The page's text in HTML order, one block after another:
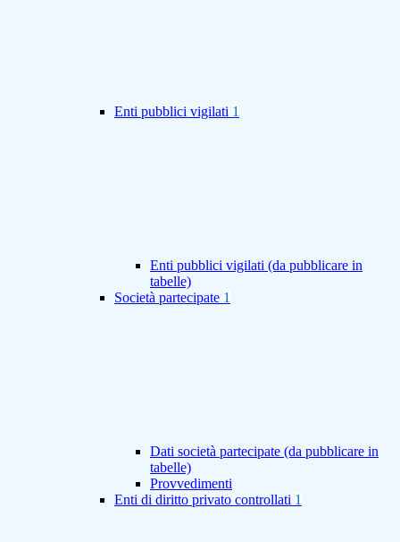
Enti pubblici vigilati 1
Enti pubblici vigilati (da pubblicare in
tabelle)
Società partecipate 1
Dati società partecipate (da pubblicare in
tabelle)
Provvedimenti
Enti di diritto privato controllati 1